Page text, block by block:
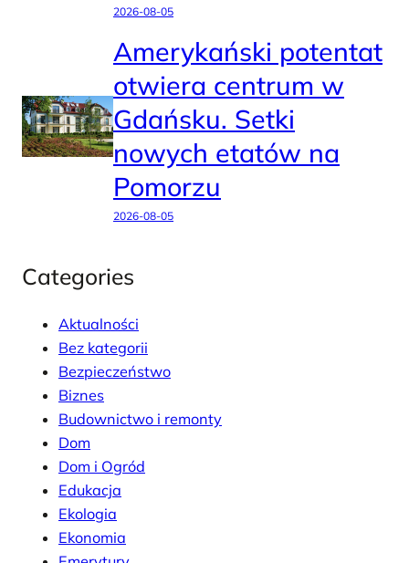
2026-08-05
Amerykański potentat
otwiera centrum w
Gdańsku. Setki
nowych etatów na
Pomorzu
2026-08-05
Categories
Aktualności
Bez kategorii
Bezpieczeństwo
Biznes
Budownictwo i remonty
Dom
Dom i Ogród
Edukacja
Ekologia
Ekonomia